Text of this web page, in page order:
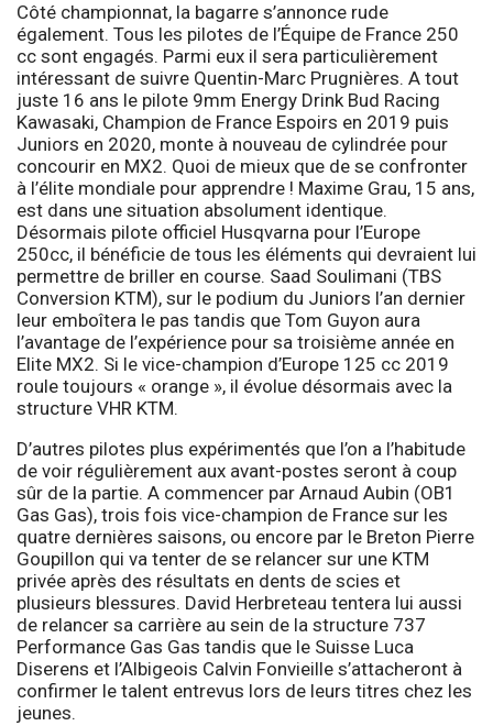
Côté championnat, la bagarre s’annonce rude
également. Tous les pilotes de l’Équipe de France 250
cc sont engagés. Parmi eux il sera particulièrement
intéressant de suivre Quentin-Marc Prugnières. A tout
juste 16 ans le pilote 9mm Energy Drink Bud Racing
Kawasaki, Champion de France Espoirs en 2019 puis
Juniors en 2020, monte à nouveau de cylindrée pour
concourir en MX2. Quoi de mieux que de se confronter
à l’élite mondiale pour apprendre ! Maxime Grau, 15 ans,
est dans une situation absolument identique.
Désormais pilote officiel Husqvarna pour l’Europe
250cc, il bénéficie de tous les éléments qui devraient lui
permettre de briller en course. Saad Soulimani (TBS
Conversion KTM), sur le podium du Juniors l’an dernier
leur emboîtera le pas tandis que Tom Guyon aura
l’avantage de l’expérience pour sa troisième année en
Elite MX2. Si le vice-champion d’Europe 125 cc 2019
roule toujours « orange », il évolue désormais avec la
structure VHR KTM.
D’autres pilotes plus expérimentés que l’on a l’habitude
de voir régulièrement aux avant-postes seront à coup
sûr de la partie. A commencer par Arnaud Aubin (OB1
Gas Gas), trois fois vice-champion de France sur les
quatre dernières saisons, ou encore par le Breton Pierre
Goupillon qui va tenter de se relancer sur une KTM
privée après des résultats en dents de scies et
plusieurs blessures. David Herbreteau tentera lui aussi
de relancer sa carrière au sein de la structure 737
Performance Gas Gas tandis que le Suisse Luca
Diserens et l’Albigeois Calvin Fonvieille s’attacheront à
confirmer le talent entrevus lors de leurs titres chez les
jeunes.